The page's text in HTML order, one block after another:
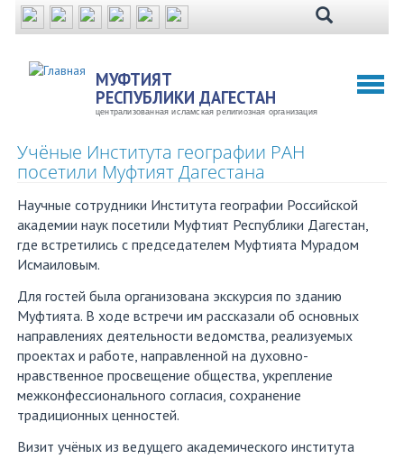
Перейти
содержанию
МУФТИЯТ
РЕСПУБЛИКИ ДАГЕСТАН
централизованная исламская религиозная организация
Учёные Института географии РАН
посетили Муфтият Дагестана
Научные сотрудники Института географии Российской
академии наук посетили Муфтият Республики Дагестан,
где встретились с председателем Муфтията Мурадом
Исмаиловым.
Для гостей была организована экскурсия по зданию
Муфтията. В ходе встречи им рассказали об основных
направлениях деятельности ведомства, реализуемых
проектах и работе, направленной на духовно-
нравственное просвещение общества, укрепление
межконфессионального согласия, сохранение
традиционных ценностей.
Визит учёных из ведущего академического института